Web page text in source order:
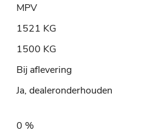
MPV
1521 KG
1500 KG
Bij aflevering
Ja, dealeronderhouden
0 %